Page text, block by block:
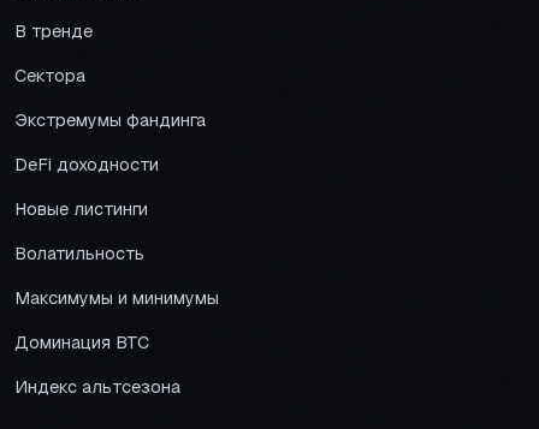
В тренде
Сектора
Экстремумы фандинга
DeFi доходности
Новые листинги
Волатильность
Максимумы и минимумы
Доминация BTC
Индекс альтсезона